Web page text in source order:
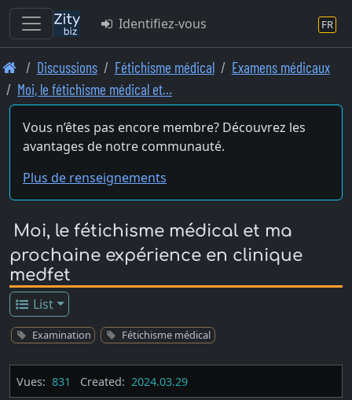
Skip
to
main
content
Identifiez-vous FR
Discussions Fétichisme médical
Examens médicaux
Moi, le fétichisme médical et…
Vous n’êtes pas encore membre? Découvrez les
avantages de notre communauté.
Plus de renseignements
Moi, le fétichisme médical et ma
prochaine expérience en clinique
medfet
List
Examination Fétichisme médical
Vues: 831 Created: 2024.03.29